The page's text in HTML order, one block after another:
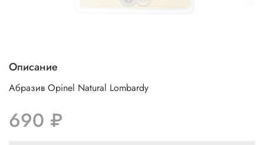
Описание
Абразив Opinel Natural Lombardy
690 ₽